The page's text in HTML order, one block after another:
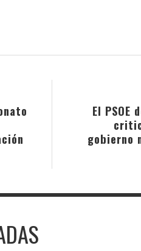
El PSOE
gobierno